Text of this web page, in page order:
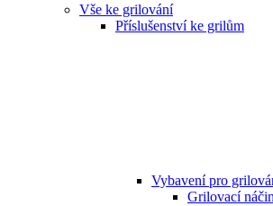
Vše ke grilování
Příslušenství ke grilům
Vybavení pro
Grilovací